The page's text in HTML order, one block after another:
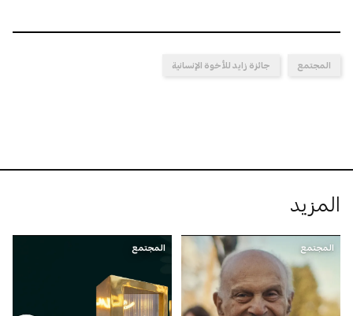
المجتمع جائزة زايد للأخوة الإنسانية
المزيد
المجتمع المجتمع